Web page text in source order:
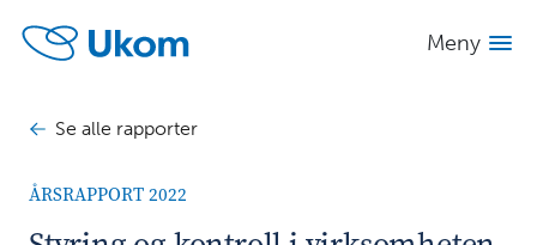
Meny
rapporter
innhold
Årsrapport
1
Direktørens
Se alle rapporter
ÅRSRAPPORT 2022